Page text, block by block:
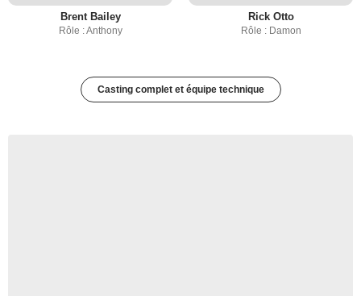
Brent Bailey
Rôle : Anthony
Rick Otto
Rôle : Damon
Casting complet et équipe technique